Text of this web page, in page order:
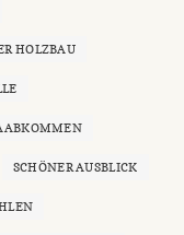
HOLZBAU
SCHÖNER AUSBLICK